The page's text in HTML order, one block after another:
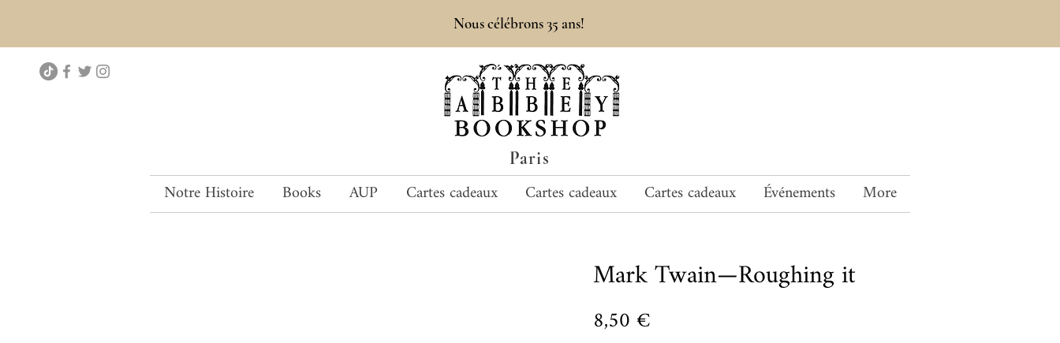
Paris
Nous célébrons 35 ans!
Notre Histoire Books AUP Cartes cadeaux Cartes cadeaux Cartes cadeaux Événements More
Mark Twain—Roughing it
8,50 €